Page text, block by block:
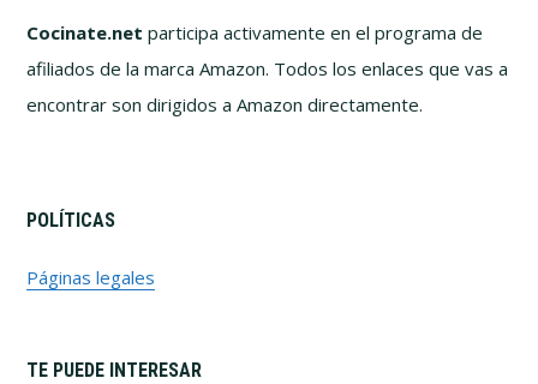
Cocinate.net participa activamente en el programa de
afiliados de la marca Amazon. Todos los enlaces que vas a
encontrar son dirigidos a Amazon directamente.
POLÍTICAS
Páginas legales
TE PUEDE INTERESAR